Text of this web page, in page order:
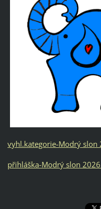
vyhl.kategorie-Modrý slon
přihláška-Modrý slon